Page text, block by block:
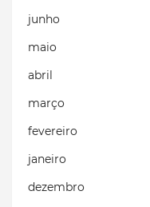
junho
maio
abril
março
fevereiro
janeiro
dezembro